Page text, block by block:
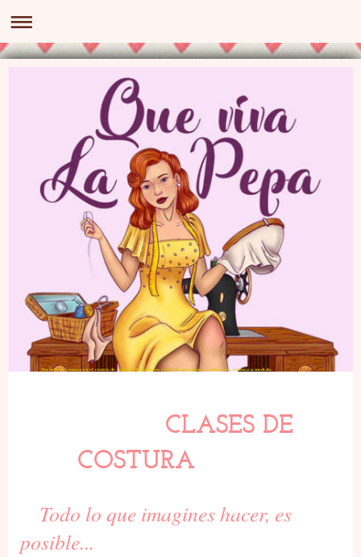
Escuela de costura en el centro de madrid. Impartimos clases de patronaje y confección. Costura a medida.
CLASES DE
COSTURA
Todo lo que imagines hacer, es
posible...